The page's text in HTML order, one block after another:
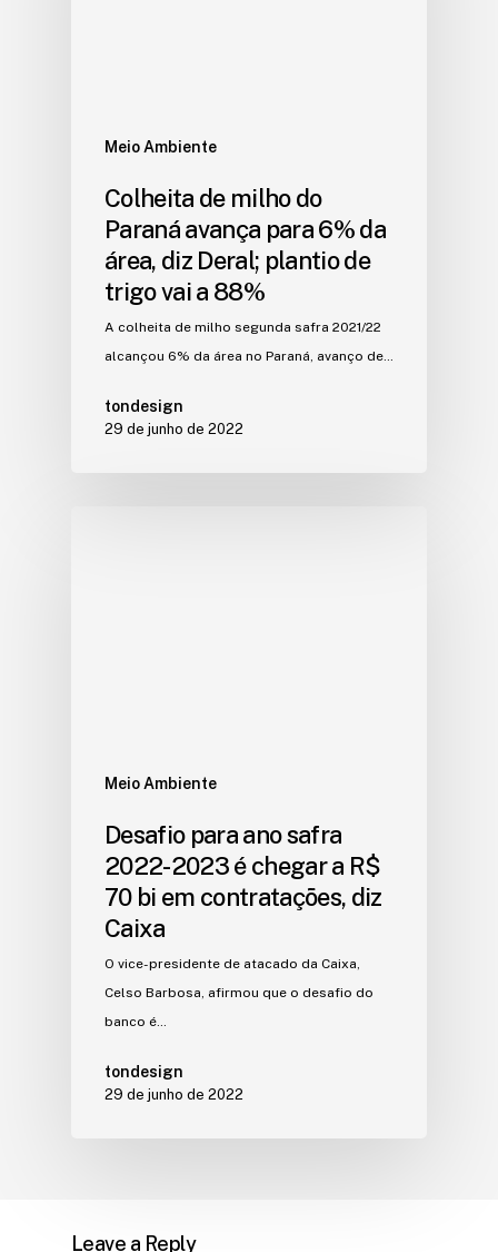
Meio Ambiente
Colheita de milho do
Paraná avança para 6% da
área, diz Deral; plantio de
trigo vai a 88%
A colheita de milho segunda safra 2021/22
alcançou 6% da área no Paraná, avanço de…
tondesign
29 de junho de 2022
Meio Ambiente
Desafio para ano safra
2022-2023 é chegar a R$
70 bi em contratações, diz
Caixa
O vice-presidente de atacado da Caixa,
Celso Barbosa, afirmou que o desafio do
banco é…
tondesign
29 de junho de 2022
Leave a Reply